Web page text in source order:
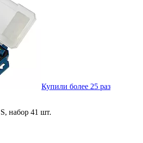
Купили более 25 раз
набор 41 шт.